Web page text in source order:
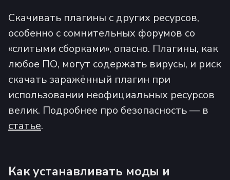
Скачивать плагины с других ресурсов,
особенно с сомнительных форумов со
«слитыми сборками», опасно. Плагины, как
любое ПО, могут содержать вирусы, и риск
скачать заражённый плагин при
использовании неофициальных ресурсов
велик. Подробнее про безопасность — в
статье.
Как устанавливать моды и